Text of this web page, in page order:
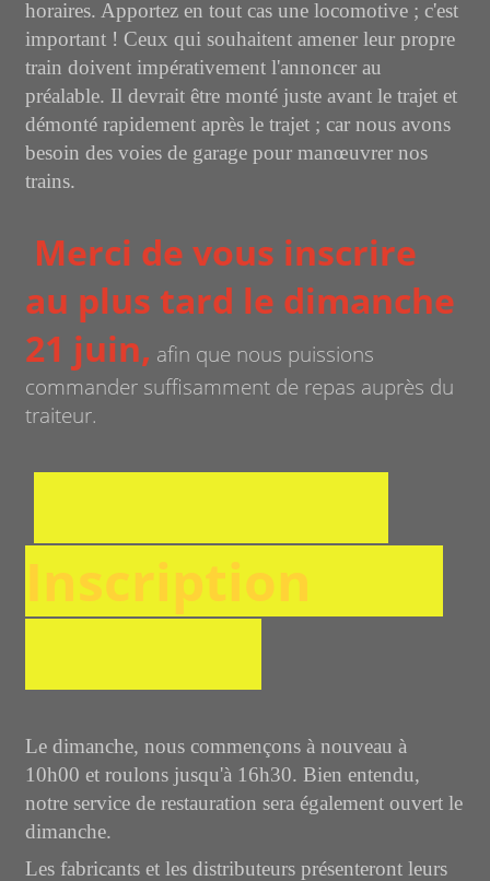
horaires. Apportez en tout cas une locomotive ; c'est
important ! Ceux qui souhaitent amener leur propre
train doivent impérativement l'annoncer au
préalable. Il devrait être monté juste avant le trajet et
démonté rapidement après le trajet ; car nous avons
besoin des voies de garage pour manœuvrer nos
trains.
Merci de vous inscrire
au plus tard le dimanche
21 juin, afin que nous puissions
commander suffisamment de repas auprès du
traiteur.
Inscription
Le dimanche, nous commençons à nouveau à
10h00 et roulons jusqu'à 16h30. Bien entendu,
notre service de restauration sera également ouvert le
dimanche.
Les fabricants et les distributeurs présenteront leurs